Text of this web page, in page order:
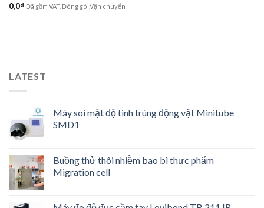
0,0₫ Đã gồm VAT, Đóng gói,Vận chuyển
LATEST
Máy soi mật độ tinh trùng động vật Minitube
SMD1
Buồng thử thôi nhiễm bao bì thực phẩm
Migration cell